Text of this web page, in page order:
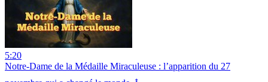
5:20
Notre-Dame de la Médaille Miraculeuse : l’apparition du 27